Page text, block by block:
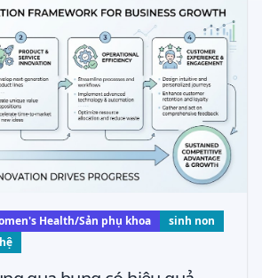
Health/Sản phụ khoa
sinh non